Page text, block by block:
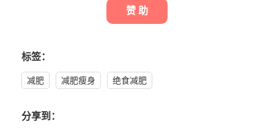
赞 助
标签：
减肥 减肥瘦身 绝食减肥
分享到：